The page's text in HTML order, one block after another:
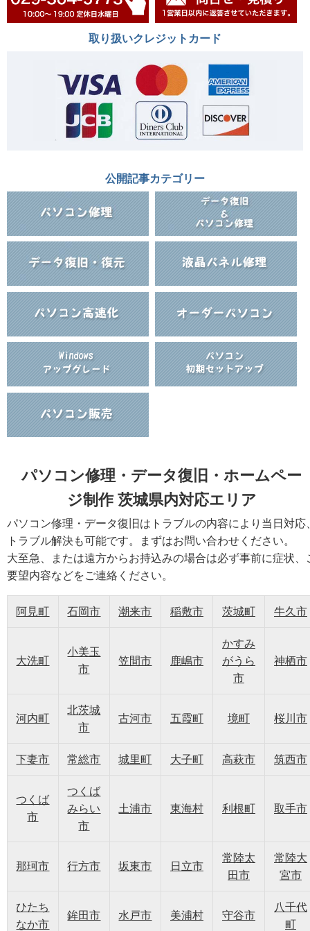
取り扱いクレジットカード
公開記事カテゴリー
パソコン修理・データ復旧・ホームペー
ジ制作 茨城県内対応エリア
パソコン修理・データ復旧はトラブルの内容により当日対応
トラブル解決も可能です。まずはお問い合わせください。
大至急、または遠方からお持込みの場合は必ず事前に症状、
要望内容などをご連絡ください。
阿見町 石岡市 潮来市 稲敷市 茨城町 牛久市
大洗町
小美玉
市
笠間市 鹿嶋市
かすみ
がうら
市
神栖市
河内町
北茨城
市
古河市 五霞町 境町 桜川市
下妻市 常総市 城里町 大子町 高萩市 筑西市
つくば
市
つくば
みらい
市
土浦市 東海村 利根町 取手市
那珂市 行方市 坂東市 日立市
常陸太
田市
常陸大
宮市
ひたち
なか市
鉾田市 水戸市 美浦村 守谷市
八千代
町